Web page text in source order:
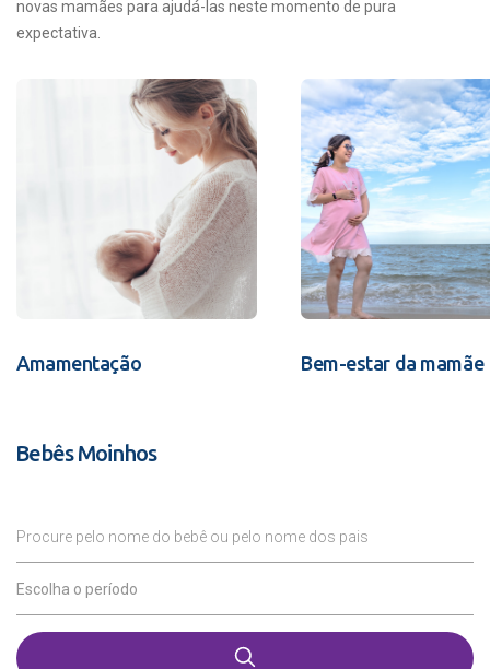
novas mamães para ajudá-las neste momento de pura
expectativa.
Amamentação Bem-estar da mamãe
Bebês Moinhos
Procure pelo nome do bebê ou pelo nome dos pais
Escolha o período